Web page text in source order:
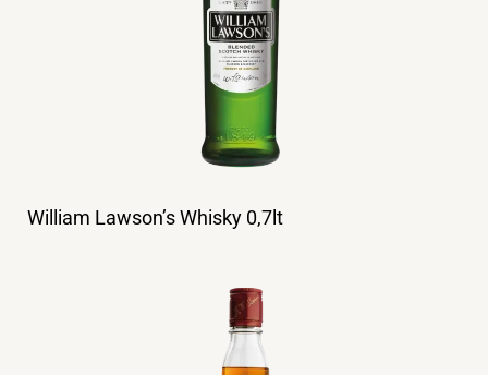
William Lawson’s Whisky 0,7lt